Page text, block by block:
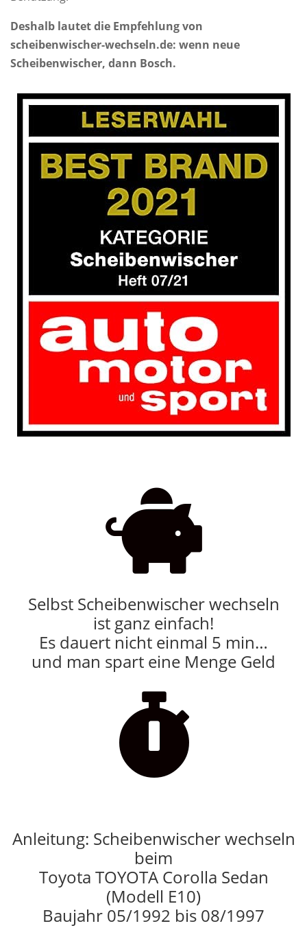
Deshalb lautet die Empfehlung von
scheibenwischer-wechseln.de: wenn neue
Scheibenwischer, dann Bosch.

Selbst Scheibenwischer wechseln
ist ganz einfach!
Es dauert nicht einmal 5 min…
und man spart eine Menge Geld

Anleitung: Scheibenwischer wechseln
beim
Toyota TOYOTA Corolla Sedan
(Modell E10)
Baujahr 05/1992 bis 08/1997